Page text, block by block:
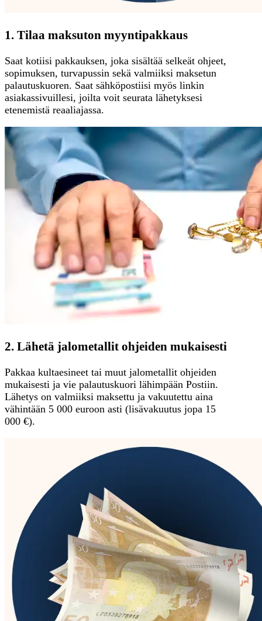
1. Tilaa maksuton myyntipakkaus
Saat kotiisi pakkauksen, joka sisältää selkeät ohjeet,
sopimuksen, turvapussin sekä valmiiksi maksetun
palautuskuoren. Saat sähköpostiisi myös linkin
asiakassivuillesi, joilta voit seurata lähetyksesi
etenemistä reaaliajassa.
2. Lähetä jalometallit ohjeiden mukaisesti
Pakkaa kultaesineet tai muut jalometallit ohjeiden
mukaisesti ja vie palautuskuori lähimpään Postiin.
Lähetys on valmiiksi maksettu ja vakuutettu aina
vähintään 5 000 euroon asti (lisävakuutus jopa 15
000 €).